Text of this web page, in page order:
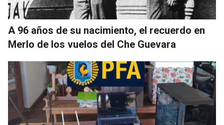
A 96 años de su nacimiento, el recuerdo en
Merlo de los vuelos del Che Guevara